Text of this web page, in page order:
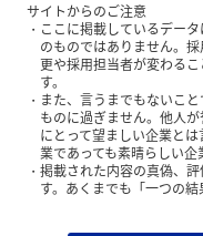
サイトからのご注意
ここに掲載しているデー
のものではありません。
更や採用担当者が変わる
す。
また、言うまでもないこ
ものに過ぎません。他人
にとって望ましい企業と
業であっても素晴らしい企
掲載された内容の真偽、
す。あくまでも「一つの